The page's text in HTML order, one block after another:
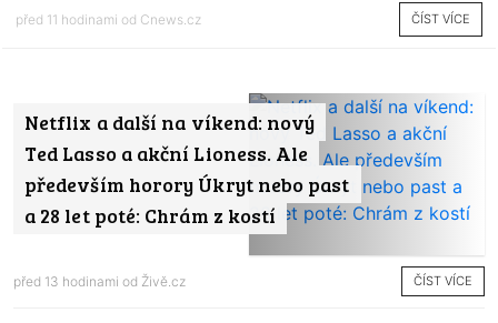
před 11 hodinami od Cnews.cz ČÍST VÍCE
Netflix a další na víkend: nový
Ted Lasso a akční Lioness. Ale
především horory Úkryt nebo past
a 28 let poté: Chrám z kostí
před 13 hodinami od Živě.cz ČÍST VÍCE